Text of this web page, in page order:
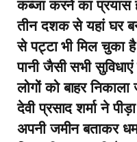
कब्जा करने का प्रयास
तीन दशक से यहां घर
से पट्टा भी मिल चुका
पानी जैसी सभी
लोगों को बाहर निकाला
देवी प्रसाद शर्मा ने
अपनी जमीन बताकर